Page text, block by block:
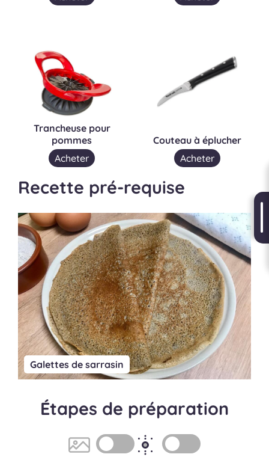
Trancheuse pour
pommes
Acheter
Couteau à éplucher
Acheter
Recette pré-requise
Galettes de sarrasin
Étapes de préparation